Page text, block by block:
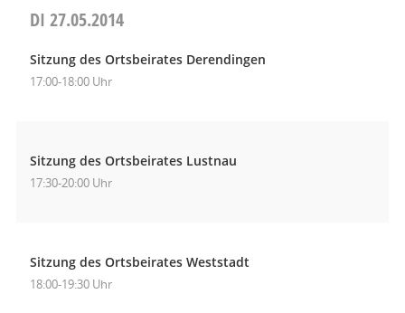
DI 27.05.2014
Sitzung des Ortsbeirates Derendingen
17:00-18:00 Uhr
Sitzung des Ortsbeirates Lustnau
17:30-20:00 Uhr
Sitzung des Ortsbeirates Weststadt
18:00-19:30 Uhr